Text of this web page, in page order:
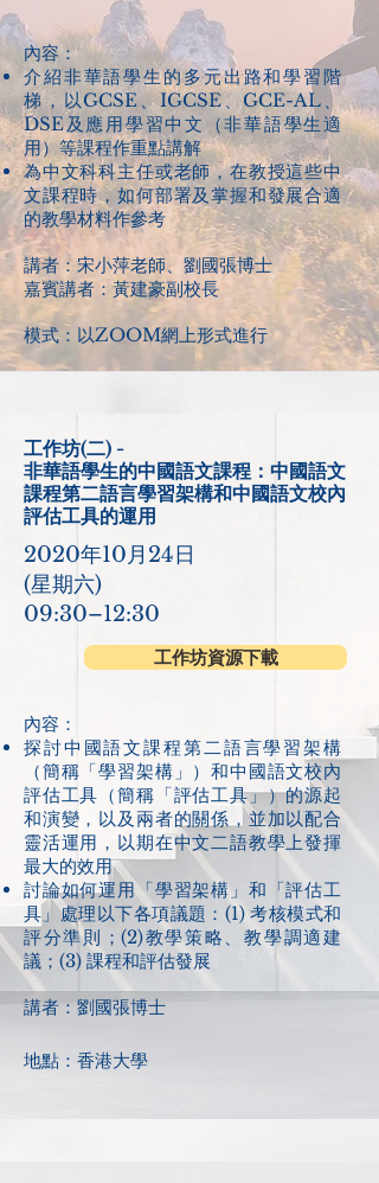
內容：​​
介紹非華語學生的多元出路和學習階
梯，以GCSE、IGCSE、GCE-AL、
DSE及應用學習中文（非華語學生適
用）等課程作重點講解
為中文科科主任或老師，在教授這些中
文課程時，如何部署及掌握和發展合適
的教學材料作參考
講者：宋小萍老師、劉國張博士
嘉賓講者：黃建豪副校長
模式：以ZOOM網上形式進行
工作坊(二) -
非華語學生的中國語文課程：中國語文
課程第二語言學習架構和中國語文校內
評估工具的運用
2020年10月24日
(星期六)
09:30–12:30
工作坊資源下載
內容：​​
探討中國語文課程第二語言學習架構
（簡稱「學習架構」）和中國語文校內
評估工具（簡稱「評估工具」）的源起
和演變，以及兩者的關係，並加以配合
靈活運用，以期在中文二語教學上發揮
最大的效用
討論如何運用「學習架構」和「評估工
具」處理以下各項議題：(1) 考核模式和
評分準則；(2)教學策略、教學調適建
議；(3) 課程和評估發展
講者：劉國張博士
地點：香港大學